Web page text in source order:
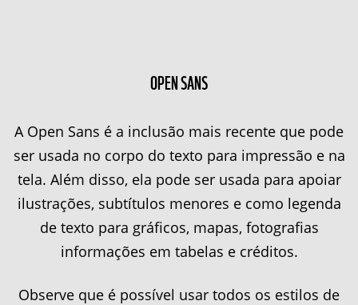
OPEN SANS
A Open Sans é a inclusão mais recente que pode
ser usada no corpo do texto para impressão e na
tela. Além disso, ela pode ser usada para apoiar
ilustrações, subtítulos menores e como legenda
de texto para gráficos, mapas, fotografias
informações em tabelas e créditos.
Observe que é possível usar todos os estilos de